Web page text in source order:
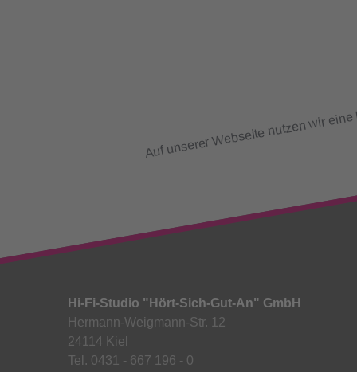
Auf unserer
Hi-Fi-Studio "Hört-Sich-Gut-An" GmbH
Hermann-Weigmann-Str. 12
24114 Kiel
Tel. 0431 - 667 196 - 0